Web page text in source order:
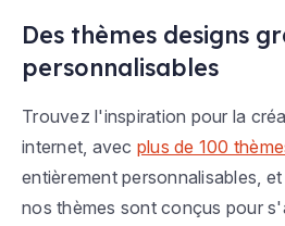
Des thèmes designs
personnalisables
Trouvez l'inspiration pour la
internet, avec plus de 100
entièrement personnalisables,
nos thèmes sont conçus pour